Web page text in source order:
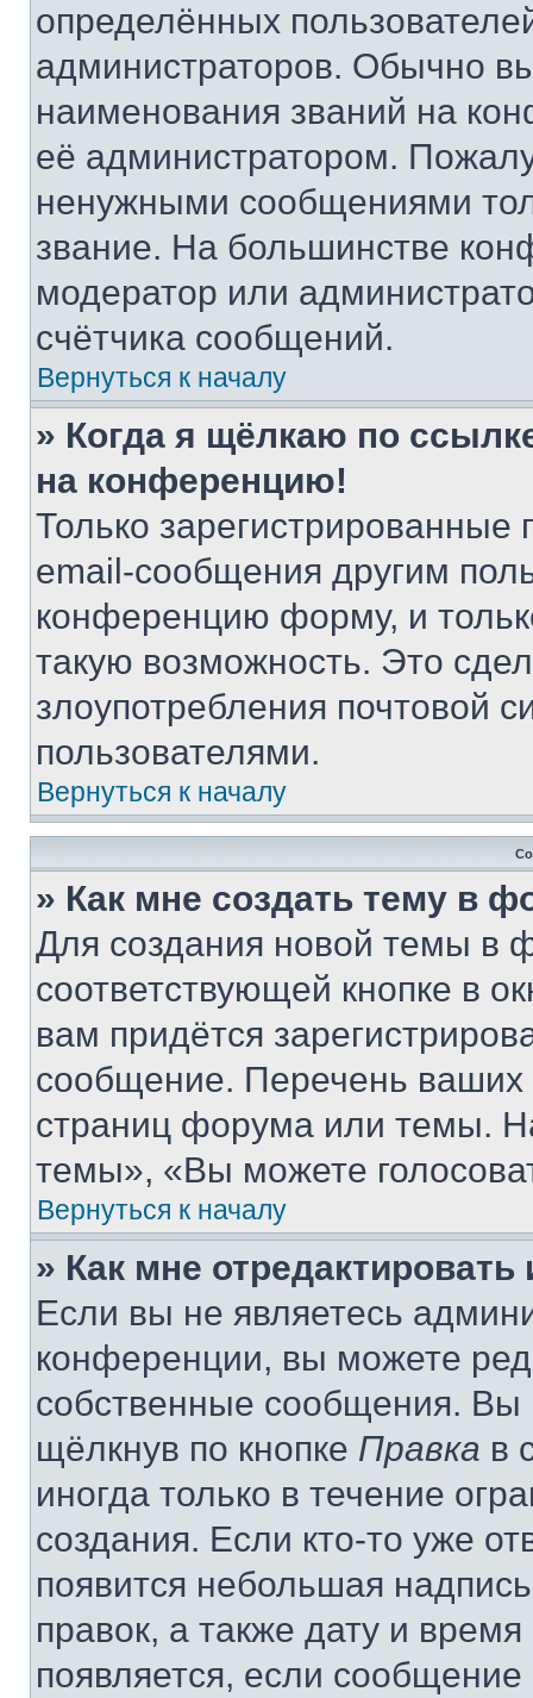
определённых
администраторов. Обычно
наименования званий на
её администратором.
ненужными сообщениями
звание. На большинстве
модератор или
счётчика сообщений.
Вернуться к началу
» Когда я щёлкаю по
на конференцию!
Только зарегистрированные
email-сообщения другим
конференцию форму, и
такую возможность. Это
злоупотребления почтовой
пользователями.
Вернуться к началу
» Как мне создать тему в
Для создания новой темы в
соответствующей кнопке в
вам придётся
сообщение. Перечень ваших
страниц форума или темы.
темы», «Вы можете
Вернуться к началу
» Как мне
Если вы не являетесь
конференции, вы можете
собственные сообщения. Вы
щёлкнув по кнопке Правка в
иногда только в течение
создания. Если кто-то уже
появится небольшая
правок, а также дату и
появляется, если